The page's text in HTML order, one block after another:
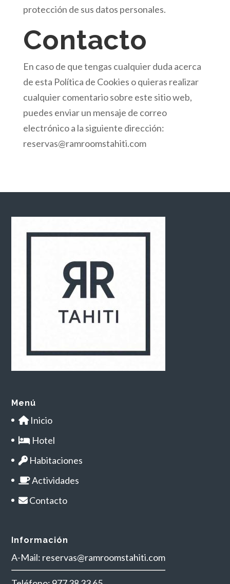
protección de sus datos personales.
Contacto
En caso de que tengas cualquier duda acerca
de esta Política de Cookies o quieras realizar
cualquier comentario sobre este sitio web,
puedes enviar un mensaje de correo
electrónico a la siguiente dirección:
reservas@ramroomstahiti.com
Menú
Inicio
Hotel
Habitaciones
Actividades
Contacto
Información
A-Mail: reservas@ramroomstahiti.com